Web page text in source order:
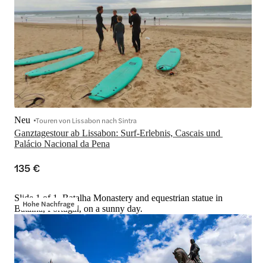
Ganztagestour ab Lissabon: Surf-Erlebnis, Cascais und
Palácio Nacional da Pena
Neu Touren von Lissabon nach Sintra
135 €
Hohe Nachfrage
Slide 1 of 1, Batalha Monastery and equestrian statue in
Batalha, Portugal, on a sunny day.